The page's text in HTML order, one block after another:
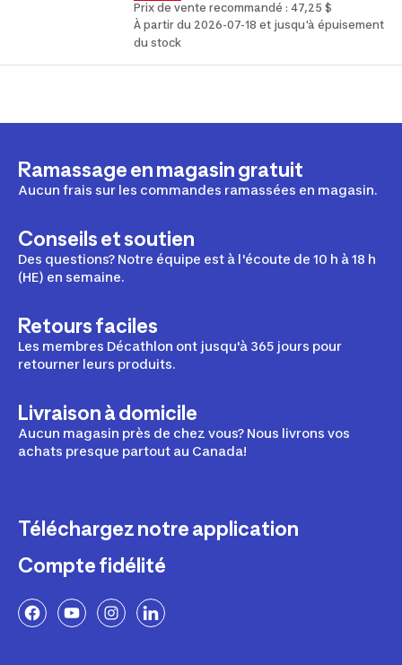
Prix de vente recommandé : 47,25 $
À partir du 2026-07-18 et jusqu'à épuisement
du stock
Ramassage en magasin gratuit
Aucun frais sur les commandes ramassées en magasin.
Conseils et soutien
Des questions? Notre équipe est à l'écoute de 10 h à 18 h
(HE) en semaine.
Retours faciles
Les membres Décathlon ont jusqu'à 365 jours pour
retourner leurs produits.
Livraison à domicile
Aucun magasin près de chez vous? Nous livrons vos
achats presque partout au Canada!
Téléchargez notre application
Compte fidélité